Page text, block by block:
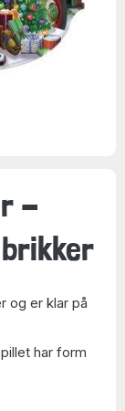
-
og er klar på
har form